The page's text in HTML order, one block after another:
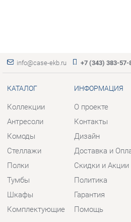
КАТАЛОГ
Коллекции
Комоды
Стеллажи
Полки
Тумбы
Шкафы
Комплектующие
ИНФОРМАЦИЯ
О проекте
Дизайн
Доставка и Оплата
Скидки и Акции
Политика
Гарантия
Помощь
КОНТАКТЫ